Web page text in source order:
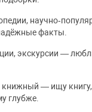
факты.
экскурсии —
книжный — ищу
глубже.